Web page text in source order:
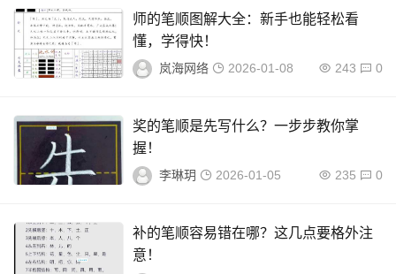
师的笔顺图解大全：新手也能轻松看
懂，学得快！
岚海网络 2026-01-08 243 0
奖的笔顺是先写什么？一步步教你掌
握！
李琳玥 2026-01-05 235 0
补的笔顺容易错在哪？这几点要格外注
意！